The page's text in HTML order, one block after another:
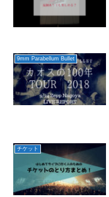
9mm Parabellum Bullet
チケット